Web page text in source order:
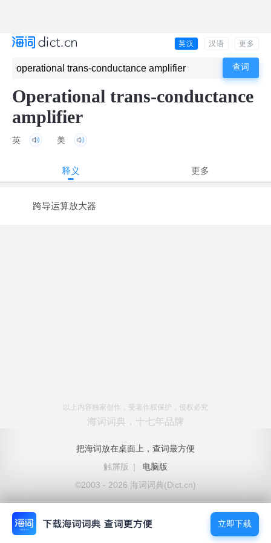
英汉 汉语 更多
Operational trans-conductance
amplifier
英 美
释义 更多
跨导运算放大器
以上内容独家创作，受著作权保护，侵权必究
海词词典，十七年品牌
把海词放在桌面上，查词最方便
触屏版
|
电脑版
©2003 - 2026 海词词典(Dict.cn)
立即下载
立即下载